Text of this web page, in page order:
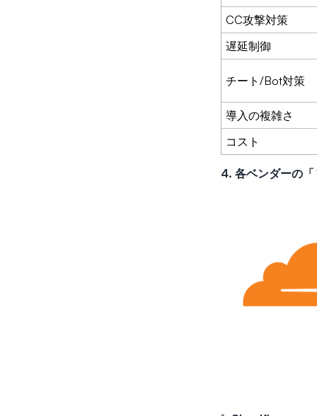
CC攻撃対策
遅延制御
チート/Bot対策
導入の複雑さ
コスト
4. 各ベンダーの